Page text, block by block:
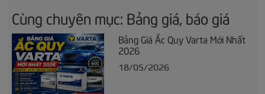
Cùng chuyên mục: Bảng giá, báo giá
Bảng Giá Ắc Quy Varta Mới Nhất
2026
18/05/2026